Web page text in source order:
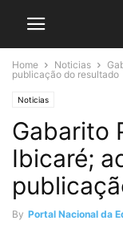
Home Noticias
publicação do resultado
Noticias
Gabarito
Ibicaré;
By Portal Nacional da